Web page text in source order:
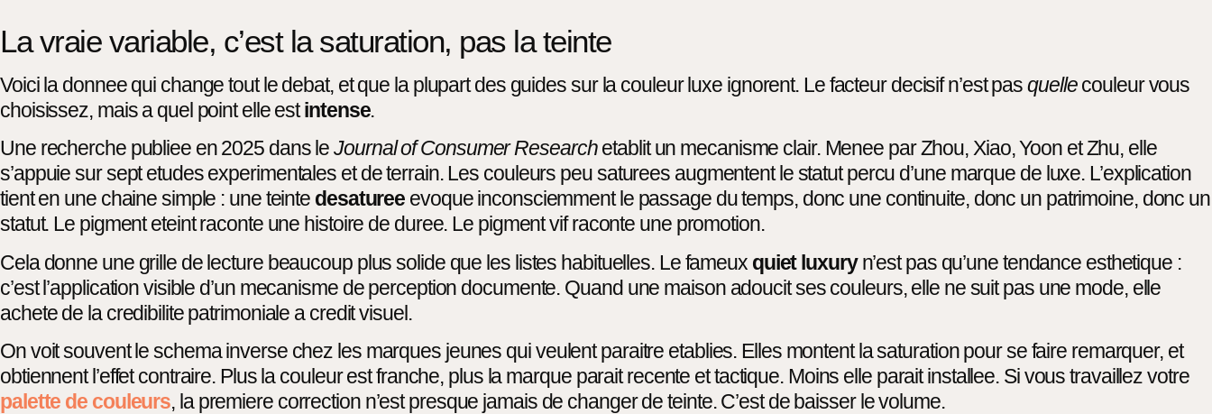
La vraie variable, c’est la saturation, pas la teinte
Voici la donnee qui change tout le debat, et que la plupart des guides sur la couleur luxe ignorent. Le facteur decisif n’est pasquellecouleur vous
choisissez, mais a quel point elle estintense.
Une recherche publiee en 2025 dans leJournal of Consumer Researchetablit un mecanisme clair. Menee par Zhou, Xiao, Yoon et Zhu, elle
s’appuie sur sept etudes experimentales et de terrain. Les couleurs peu saturees augmentent le statut percu d’une marque de luxe. L’explication
tient en une chaine simple : une teinte desaturee evoque inconsciemment le passage du temps, donc une continuite, donc un patrimoine, donc un
statut. Le pigment eteint raconte une histoire de duree. Le pigment vif raconte une promotion.
Cela donne une grille de lecture beaucoup plus solide que les listes habituelles. Le fameux quiet luxuryn’est pas qu’une tendance esthetique :
c’est l’application visible d’un mecanisme de perception documente. Quand une maison adoucit ses couleurs, elle ne suit pas une mode, elle
achete de la credibilite patrimoniale a credit visuel.
On voit souvent le schema inverse chez les marques jeunes qui veulent paraitre etablies. Elles montent la saturation pour se faire remarquer, et
obtiennent l’effet contraire. Plus la couleur est franche, plus la marque parait recente et tactique. Moins elle parait installee. Si vous travaillez votre
palette de couleurs, la premiere correction n’est presque jamais de changer de teinte. C’est de baisser le volume.